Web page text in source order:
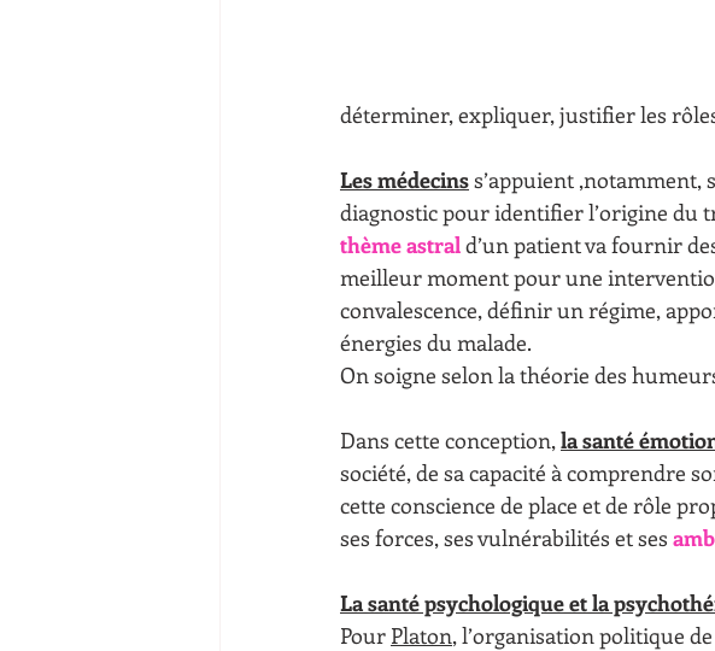
déterminer, expliquer, justifier les
Les médecins s’appuient ,notamment,
diagnostic pour identifier l’origine du
thème astral d’un patient va fournir
meilleur moment pour une
convalescence, définir un régime,
énergies du malade.
On soigne selon la théorie des
Dans cette conception, la santé
société, de sa capacité à comprendre
cette conscience de place et de rôle
ses forces, ses vulnérabilités et ses
La santé psychologique et la
Pour Platon, l’organisation politique